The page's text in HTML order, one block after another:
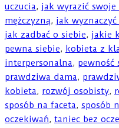
uczucia, jak wyrazić swoje
mężczyzną, jak
jak zadbać o siebie, jakie
pewna siebie, kobieta z
interpersonalna, pewność
prawdziwa dama,
kobieta, rozwój osobisty,
sposób na faceta, sposób
oczekiwań, taniec bez